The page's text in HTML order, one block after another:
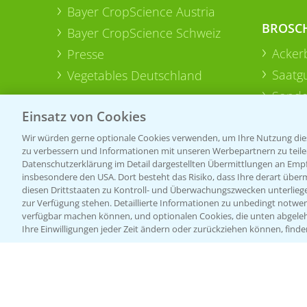
Bayer CropScience Austria
Bayer CropScience Schweiz
Presse
Vegetables Deutschland
Einsatz von Cookies
Wir würden gerne optionale Cookies verwenden, um Ihre Nutzung
zu verbessern und Informationen mit unseren Werbepartnern zu
Datenschutzerklärung im Detail dargestellten Übermittlungen an
insbesondere den USA. Dort besteht das Risiko, dass Ihre derart
diesen Drittstaaten zu Kontroll- und Überwachungszwecken
zur Verfügung stehen. Detaillierte Informationen zu unbedingt
verfügbar machen können, und optionalen Cookies, die unten
Ihre Einwilligungen jeder Zeit ändern oder zurückziehen können,